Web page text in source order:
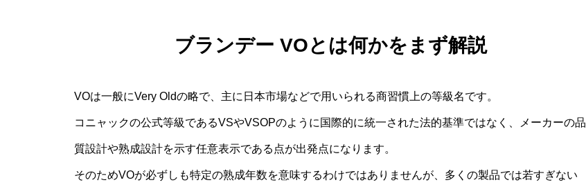
ブランデー VOとは何かをまず解説
VOは一般にVery Oldの略で、主に日本市場などで用いられる商習慣上の等級名です。
コニャックの公式等級であるVSやVSOPのように国際的に統一された法的基準ではなく、メーカーの品
質設計や熟成設計を示す任意表示である点が出発点になります。
そのためVOが必ずしも特定の熟成年数を意味するわけではありませんが、多くの製品では若すぎない